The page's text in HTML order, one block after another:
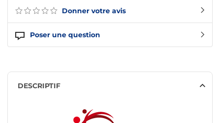
Donner votre avis
Poser une question
DESCRIPTIF